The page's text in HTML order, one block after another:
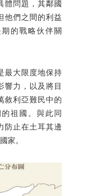
體問題，其鄰國
他們之間的利益
的戰略伙伴關
最大限度地保持
響力，以及將目
敘利亞難民中的
祖國。與此同
防止在土耳其邊
家。